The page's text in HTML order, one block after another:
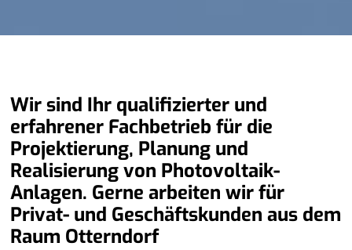
Wir sind Ihr qualifizierter und
erfahrener Fachbetrieb für die
Projektierung, Planung und
Realisierung von Photovoltaik-
Anlagen. Gerne arbeiten wir für
Privat- und Geschäftskunden aus dem
Raum Otterndorf